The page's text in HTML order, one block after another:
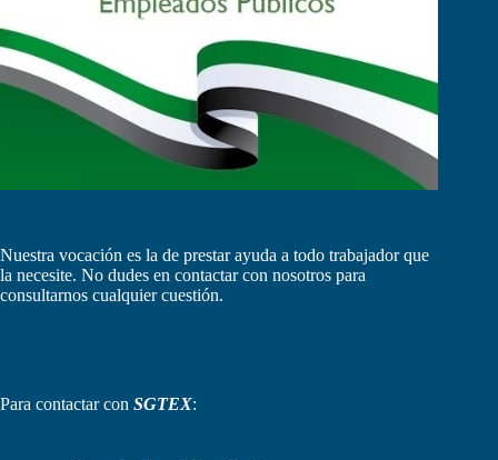
Nuestra vocación es la de prestar ayuda a todo trabajador que
la necesite. No dudes en contactar con nosotros para
consultarnos cualquier cuestión.
Para contactar con SGTEX: